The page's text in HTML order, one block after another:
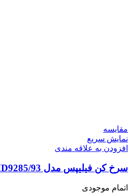
مقايسه
نمایش سریع
افزودن به علاقه مندی
سرخ کن فیلیپس مدل HD9285/93
اتمام موجودی